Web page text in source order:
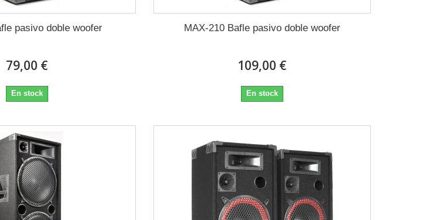
pasivo doble woofer
79,00 €
En stock
MAX-210 Bafle pasivo doble woofer
109,00 €
En stock